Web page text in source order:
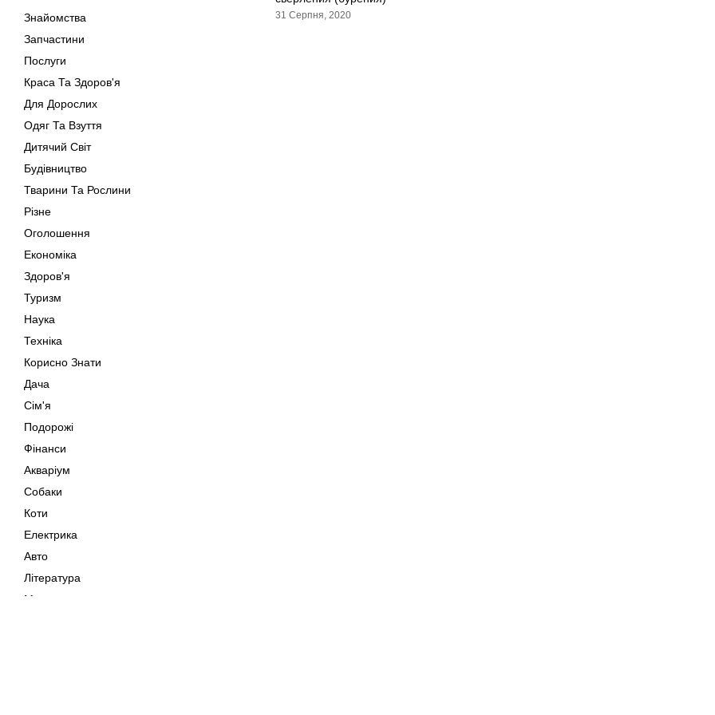
Знайомства
Запчастини
Послуги
Краса Та Здоров'я
Для Дорослих
Одяг Та Взуття
Дитячий Світ
Будівництво
Тварини Та Рослини
Різне
Оголошення
Економіка
Здоров'я
Туризм
Наука
Техніка
Корисно Знати
Дача
Сім'я
Подорожі
Фінанси
Акваріум
Собаки
Коти
Електрика
Авто
Література
Музика
31 Серпня, 2020